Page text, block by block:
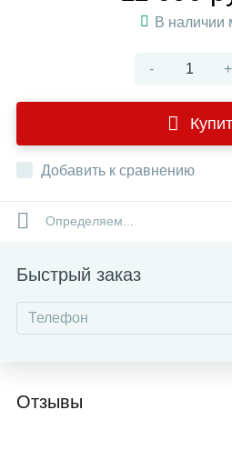
В наличии
- +
Добавить к сравнению
Определяем...
Быстрый заказ
Отзывы